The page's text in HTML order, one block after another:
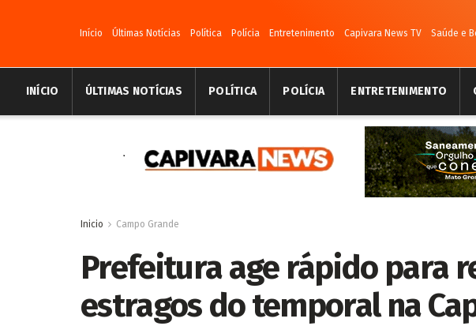
Início Últimas Notícias Política Polícia Entretenimento Capivara News TV Saúde e
INÍCIO ÚLTIMAS NOTÍCIAS POLÍTICA POLÍCIA ENTRETENIMENTO
Inicio Campo Grande
Prefeitura age rápido para
estragos do temporal na